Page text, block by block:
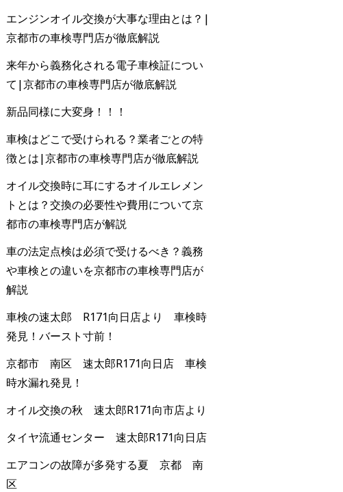
エンジンオイル交換が大事な理由とは？|
京都市の車検専門店が徹底解説
来年から義務化される電子車検証につい
て|京都市の車検専門店が徹底解説
新品同様に大変身！！！
車検はどこで受けられる？業者ごとの特
徴とは|京都市の車検専門店が徹底解説
オイル交換時に耳にするオイルエレメン
トとは？交換の必要性や費用について京
都市の車検専門店が解説
車の法定点検は必須で受けるべき？義務
や車検との違いを京都市の車検専門店が
解説
車検の速太郎 R171向日店より 車検時
発見！バースト寸前！
京都市 南区 速太郎R171向日店 車検
時水漏れ発見！
オイル交換の秋 速太郎R171向市店より
タイヤ流通センター 速太郎R171向日店
エアコンの故障が多発する夏 京都 南
区